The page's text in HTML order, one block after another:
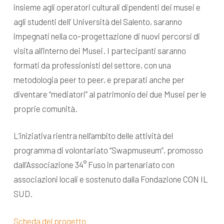
insieme agli operatori culturali dipendenti dei musei e
agli studenti dell’ Università del Salento, saranno
impegnati nella co-progettazione di nuovi percorsi di
visita all’interno dei Musei. I partecipanti saranno
formati da professionisti del settore, con una
metodologia peer to peer, e preparati anche per
diventare “mediatori” al patrimonio dei due Musei per le
proprie comunità.
L’iniziativa rientra nell’ambito delle attività del
programma di volontariato “Swapmuseum”, promosso
dall’Associazione 34° Fuso in partenariato con
associazioni locali e sostenuto dalla Fondazione CON IL
SUD.
Scheda del progetto